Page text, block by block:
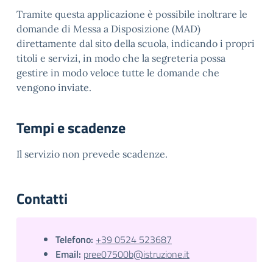
Tramite questa applicazione è possibile inoltrare le
domande di Messa a Disposizione (MAD)
direttamente dal sito della scuola, indicando i propri
titoli e servizi, in modo che la segreteria possa
gestire in modo veloce tutte le domande che
vengono inviate.
Tempi e scadenze
Il servizio non prevede scadenze.
Contatti
Telefono: +39 0524 523687
Email: pree07500b@istruzione.it